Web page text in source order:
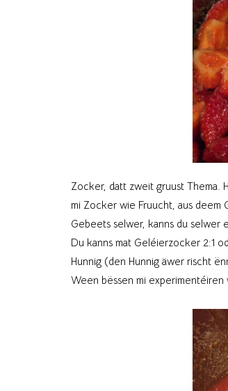
Zocker, datt zweit gruust Thema.
mi Zocker wie Fruucht, aus deem
Gebeets selwer, kanns du selwer
Du kanns mat Geléierzocker 2:1
Hunnig (den Hunnig äwer rischt
Ween bëssen mi